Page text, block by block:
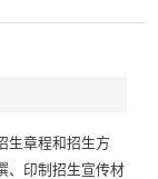
生章程和招生方
、印制招生宣传材